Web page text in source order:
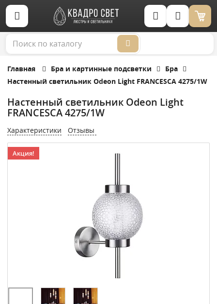
Корзина (0)
Главная Бра и картинные подсветки
Бра
Настенный светильник Odeon Light FRANCESCA 4275/1W
Настенный светильник Odeon Light
FRANCESCA 4275/1W
Характеристики Отзывы
Акция!